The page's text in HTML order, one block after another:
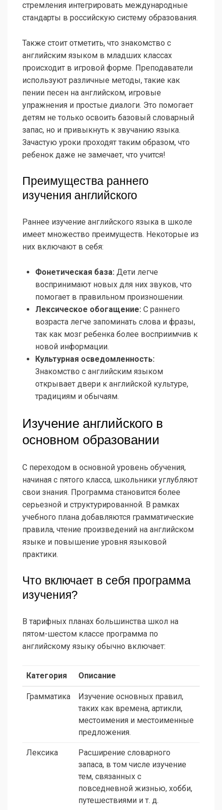
стремления интегрировать международные
стандарты в российскую систему образования.
Также стоит отметить, что знакомство с
английским языком в младших классах
происходит в игровой форме. Преподаватели
используют различные методы, такие как
пении песен на английском, игровые
упражнения и простые диалоги. Это помогает
детям не только освоить базовый словарный
запас, но и привыкнуть к звучанию языка.
Зачастую уроки проходят таким образом, что
ребенок даже не замечает, что учится!
Преимущества раннего
изучения английского
Раннее изучение английского языка в школе
имеет множество преимуществ. Некоторые из
них включают в себя:
Фонетическая база: Дети легче
воспринимают новых для них звуков, что
помогает в правильном произношении.
Лексическое обогащение: С раннего
возраста легче запоминать слова и фразы,
так как мозг ребенка более восприимчив к
новой информации.
Культурная осведомленность:
Знакомство с английским языком
открывает двери к английской культуре,
традициям и обычаям.
Изучение английского в
основном образовании
С переходом в основной уровень обучения,
начиная с пятого класса, школьники углубляют
свои знания. Программа становится более
серьезной и структурированной. В рамках
учебного плана добавляются грамматические
правила, чтение произведений на английском
языке и повышение уровня языковой
практики.
Что включает в себя программа
изучения?
В тарифных планах большинства школ на
пятом-шестом классе программа по
английскому языку обычно включает:
Категория Описание
Грамматика
Изучение основных правил,
таких как времена, артикли,
местоимения и местоименные
предложения.
Лексика
Расширение словарного
запаса, в том числе изучение
тем, связанных с
повседневной жизнью, хобби,
путешествиями и т. д.